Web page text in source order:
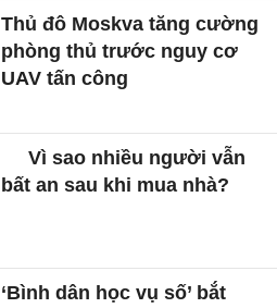
Thủ đô Moskva tăng cường
phòng thủ trước nguy cơ
UAV tấn công
Vì sao nhiều người vẫn
bất an sau khi mua nhà?
‘Bình dân học vụ số’ bắt